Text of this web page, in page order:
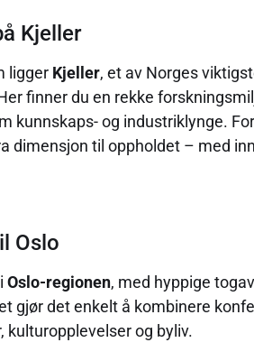
Kjeller
ligger Kjeller, et av Norges
finner du en rekke
kunnskaps- og industriklynge.
dimensjon til oppholdet – med
Oslo
Oslo-regionen, med hyppige
gjør det enkelt å kombinere
kulturopplevelser og byliv.